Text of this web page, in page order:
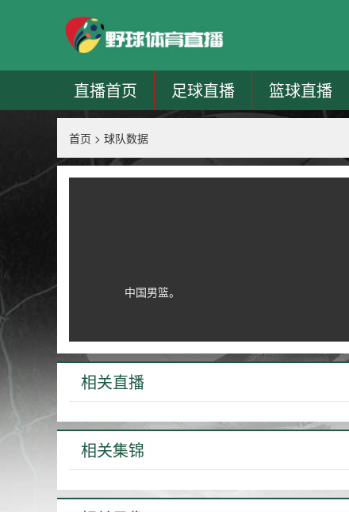
直播首页 足球直播 篮球直播
首页 > 球队数据
中国男篮。
相关直播
相关集锦